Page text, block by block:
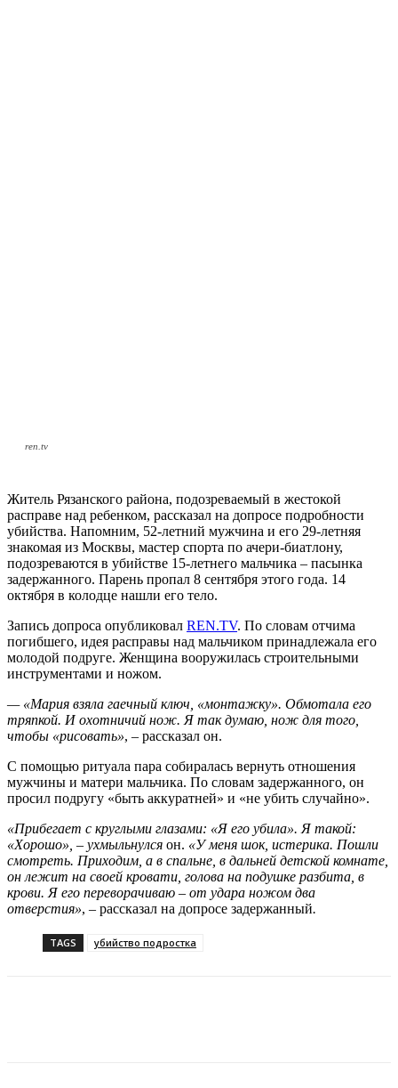
ren.tv
Житель Рязанского района, подозреваемый в жестокой
расправе над ребенком, рассказал на допросе подробности
убийства. Напомним, 52-летний мужчина и его 29-летняя
знакомая из Москвы, мастер спорта по ачери-биатлону,
подозреваются в убийстве 15-летнего мальчика – пасынка
задержанного. Парень пропал 8 сентября этого года. 14
октября в колодце нашли его тело.
Запись допроса опубликовал REN.TV. По словам отчима
погибшего, идея расправы над мальчиком принадлежала его
молодой подруге. Женщина вооружилась строительными
инструментами и ножом.
— «Мария взяла гаечный ключ, «монтажку». Обмотала его
тряпкой. И охотничий нож. Я так думаю, нож для того,
чтобы «рисовать», – рассказал он.
С помощью ритуала пара собиралась вернуть отношения
мужчины и матери мальчика. По словам задержанного, он
просил подругу «быть аккуратней» и «не убить случайно».
«Прибегает с круглыми глазами: «Я его убила». Я такой:
«Хорошо», – ухмыльнулся он. «У меня шок, истерика. Пошли
смотреть. Приходим, а в спальне, в дальней детской комнате,
он лежит на своей кровати, голова на подушке разбита, в
крови. Я его переворачиваю – от удара ножом два
отверстия», – рассказал на допросе задержанный.
TAGS убийство подростка